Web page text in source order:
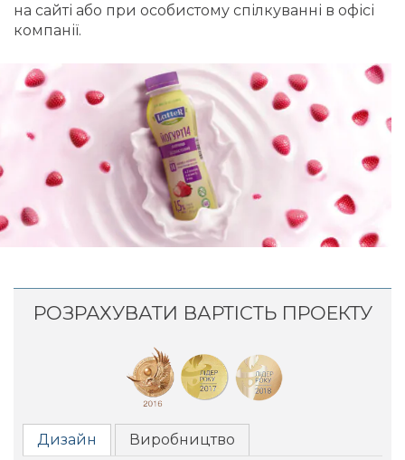
на сайті або при особистому спілкуванні в офісі
компанії.
РОЗРАХУВАТИ ВАРТІСТЬ ПРОЕКТУ
Дизайн Виробництво